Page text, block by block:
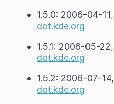
1.5.0: 2006-04-11,
dot.kde.org
1.5.1: 2006-05-22,
dot.kde.org
1.5.2: 2006-07-14,
dot.kde.org